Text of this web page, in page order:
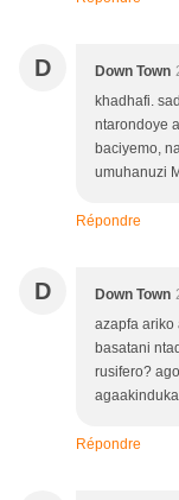
D Down Town
khadhafi.
ntarondoye
baciyemo,
umuhanuzi
Répondre
D Down Town
azapfa ariko
basatani
rusifero?
Répondre